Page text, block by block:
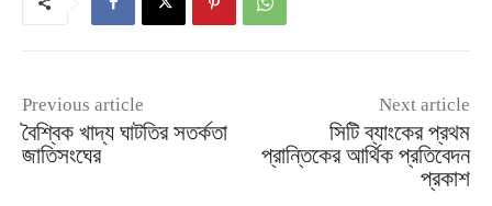
Previous article
বৈশ্বিক খাদ্য ঘাটতির সতর্কতা
জাতিসংঘের
Next article
সিটি ব্যাংকের প্রথম
প্রান্তিকের আর্থিক প্রতিবেদন
প্রকাশ